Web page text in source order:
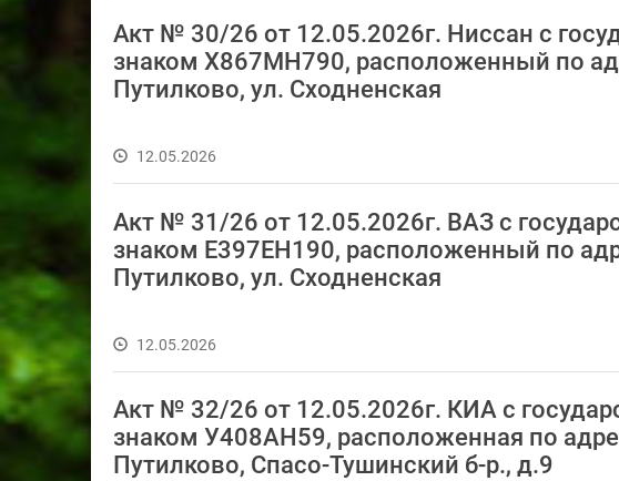
Акт № 30/26 от 12.05.2026г. Ниссан с
знаком Х867МН790, расположенный по
Путилково, ул. Сходненская
12.05.2026
Акт № 31/26 от 12.05.2026г. ВАЗ с
знаком Е397ЕН190, расположенный по
Путилково, ул. Сходненская
12.05.2026
Акт № 32/26 от 12.05.2026г. КИА с
знаком У408АН59, расположенная по
Путилково, Спасо-Тушинский б-р., д.9